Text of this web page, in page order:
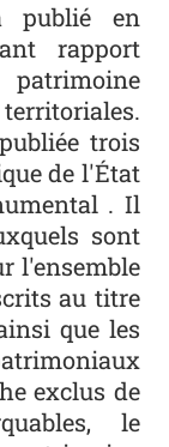
publié en
rapport
trois
de l'État
. Il
sont
l'ensemble
au titre
que les
exclus de
le